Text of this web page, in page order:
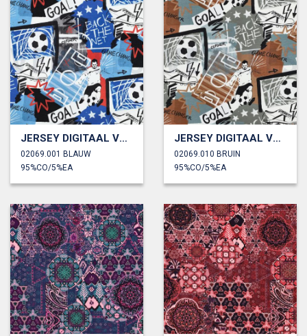
JERSEY DIGITAAL VOETBAL
02069.001 BLAUW
95%CO/5%EA
JERSEY DIGITAAL VOETBAL
02069.010 BRUIN
95%CO/5%EA